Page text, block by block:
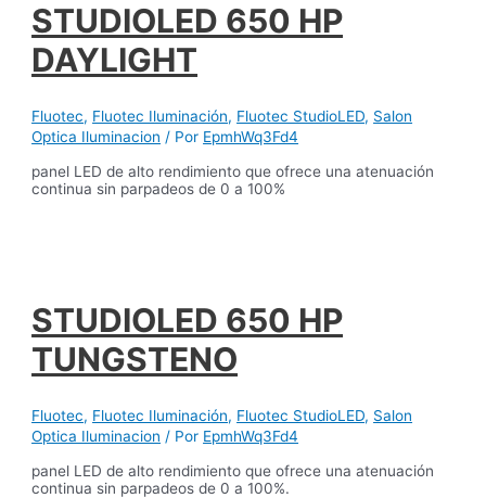
STUDIOLED 650 HP
DAYLIGHT
Fluotec, Fluotec Iluminación, Fluotec StudioLED, Salon
Optica Iluminacion / Por EpmhWq3Fd4
panel LED de alto rendimiento que ofrece una atenuación
continua sin parpadeos de 0 a 100%
STUDIOLED 650 HP
TUNGSTENO
Fluotec, Fluotec Iluminación, Fluotec StudioLED, Salon
Optica Iluminacion / Por EpmhWq3Fd4
panel LED de alto rendimiento que ofrece una atenuación
continua sin parpadeos de 0 a 100%.